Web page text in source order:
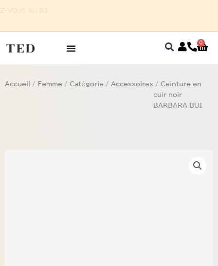
POUR HOMME SUR RENDEZ-VOUS AU 03
0
Accueil / Femme / Catégorie / Accessoires / Ceinture en
cuir noir
BARBARA BUI